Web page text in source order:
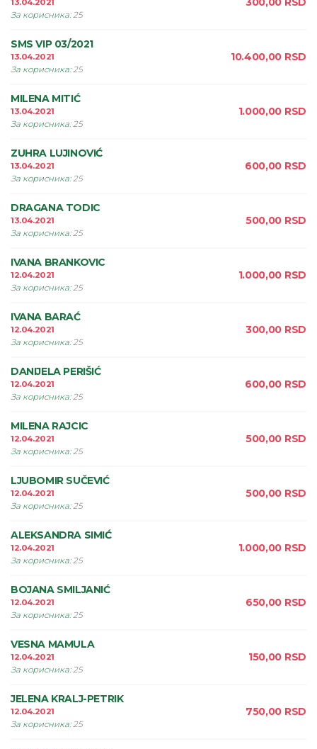
13.04.2021
За корисника:25
SMS VIP 03/2021
13.04.2021
За корисника:25
10.400,00 RSD
MILENA MITIĆ
13.04.2021
За корисника:25
1.000,00 RSD
ZUHRA LUJINOVIĆ
13.04.2021
За корисника:25
600,00 RSD
DRAGANA TODIC
13.04.2021
За корисника:25
500,00 RSD
IVANA BRANKOVIC
12.04.2021
За корисника:25
1.000,00 RSD
IVANA BARAĆ
12.04.2021
За корисника:25
300,00 RSD
DANIJELA PERIŠIĆ
12.04.2021
За корисника:25
600,00 RSD
MILENA RAJCIC
12.04.2021
За корисника:25
500,00 RSD
LJUBOMIR SUČEVIĆ
12.04.2021
За корисника:25
500,00 RSD
ALEKSANDRA SIMIĆ
12.04.2021
За корисника:25
1.000,00 RSD
BOJANA SMILJANIĆ
12.04.2021
За корисника:25
650,00 RSD
VESNA MAMULA
12.04.2021
За корисника:25
150,00 RSD
JELENA KRALJ-PETRIK
12.04.2021
За корисника:25
750,00 RSD